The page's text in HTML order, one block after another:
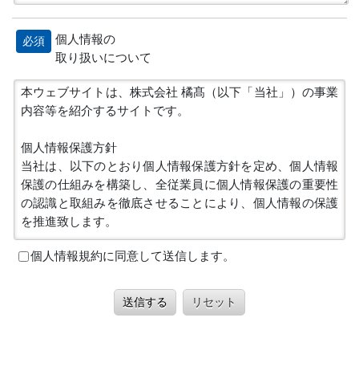
必須
個人情報の
取り扱いについて
本ウェブサイトは、株式会社 橘髙（以下「当社」）の事業
内容等を紹介するサイトです。
個人情報保護方針
当社は、以下のとおり個人情報保護方針を定め、個人情報
保護の仕組みを構築し、全従業員に個人情報保護の重要性
の認識と取組みを徹底させることにより、個人情報の保護
を推進致します。
個人情報の管理
ち、個人情報への不正アクセス・紛失・破損・改ざん・漏
洩などを防止するため、セキュリティシステムの維持・管
個人情報規約に同意して送信します。
送信する リセット